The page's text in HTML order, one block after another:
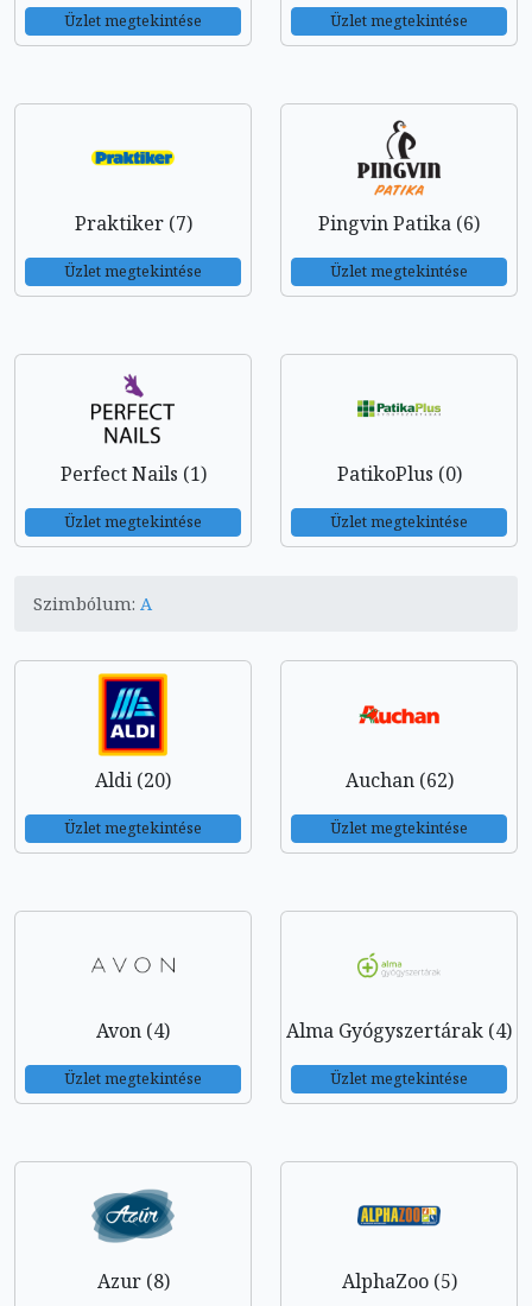
Üzlet megtekintése Üzlet megtekintése
Praktiker (7)
Üzlet megtekintése
Pingvin Patika (6)
Üzlet megtekintése
Perfect Nails (1)
Üzlet megtekintése
PatikoPlus (0)
Üzlet megtekintése
Szimbólum: A
Aldi (20)
Üzlet megtekintése
Auchan (62)
Üzlet megtekintése
Avon (4)
Üzlet megtekintése
Alma Gyógyszertárak (4)
Üzlet megtekintése
Azur (8) AlphaZoo (5)